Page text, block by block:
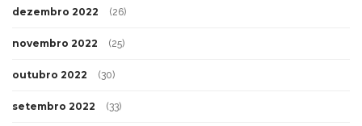
dezembro 2022 (26)
novembro 2022 (25)
outubro 2022 (30)
setembro 2022 (33)